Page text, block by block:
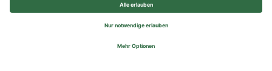
© 2026 REWE Group - All rights reserved